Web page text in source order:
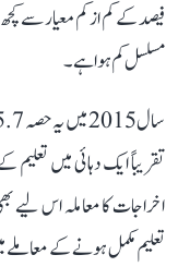
فیصد کے کم از کم معیار سے
مسلسل کم ہوا ہے۔
اخراجات کا معاملہ اس لیے
تعلیم مکمل ہونے کے